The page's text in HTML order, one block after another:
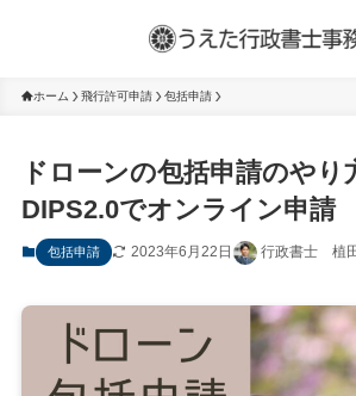
ホーム 飛行許可申請 包括申請
ドローンの包括申請のやり
DIPS2.0でオンライン申請
包括申請 2023年6月22日 行政書士 植